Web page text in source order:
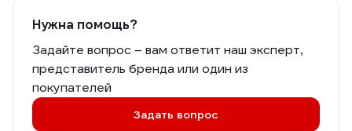
Нужна помощь?
Задайте вопрос – вам ответит наш эксперт,
представитель бренда или один из
покупателей
Задать вопрос